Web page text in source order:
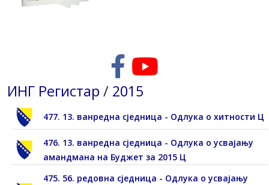
ИНГ Регистар / 2015
477. 13. ванредна сједница - Одлука о хитности Ц
476. 13. ванредна сједница - Одлука о усвајању
амандмана на Буджет за 2015 Ц
475. 56. редовна сједница - Одлука о усвајању